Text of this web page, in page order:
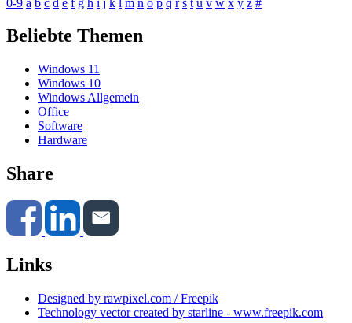
Beliebte Themen
Windows 11
Windows 10
Windows Allgemein
Office
Software
Hardware
Share
Links
Designed by rawpixel.com / Freepik
Technology vector created by starline - www.freepik.com